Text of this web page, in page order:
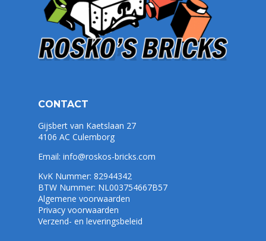
CONTACT
Gijsbert van Kaetslaan 27
4106 AC Culemborg
Email: info@roskos-bricks.com
KvK Nummer: 82944342
BTW Nummer: NL003754667B57
Algemene voorwaarden
Privacy voorwaarden
Verzend- en leveringsbeleid